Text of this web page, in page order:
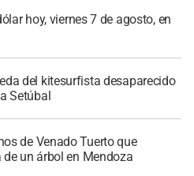
hoy, viernes 7 de agosto, en
del kitesurfista desaparecido
Setúbal
de Venado Tuerto que
un árbol en Mendoza